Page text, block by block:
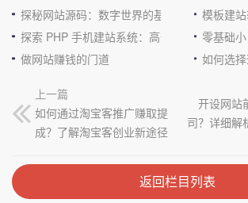
探秘网站源码：数字世界的基石
模板建
探索 PHP 手机建站系统：高效与便捷的完美
零基础
做网站赚钱的门道
如何选
上一篇
如何通过淘宝客推广赚取提
成？了解淘宝客创业新途径
开设网站
司？详细解
返回栏目列表